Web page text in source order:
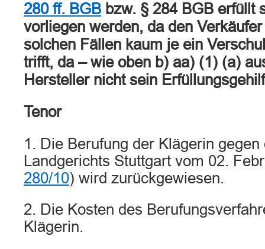
280 ff. BGB bzw. § 284 BGB erfüllt
vorliegen werden, da den
solchen Fällen kaum je ein
trifft, da – wie oben b) aa) (1) (a)
Hersteller nicht sein
Tenor
1. Die Berufung der Klägerin
Landgerichts Stuttgart vom 02.
280/10) wird zurückgewiesen.
2. Die Kosten des
Klägerin.